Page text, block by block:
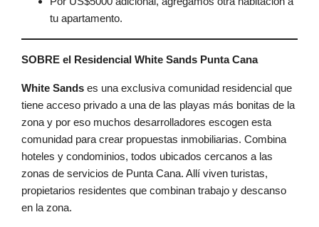
tu apartamento.
SOBRE el Residencial White Sands Punta Cana
White Sands es una exclusiva comunidad residencial que
tiene acceso privado a una de las playas más bonitas de la
zona y por eso muchos desarrolladores escogen esta
comunidad para crear propuestas inmobiliarias. Combina
hoteles y condominios, todos ubicados cercanos a las
zonas de servicios de Punta Cana. Allí viven turistas,
propietarios residentes que combinan trabajo y descanso
en la zona.